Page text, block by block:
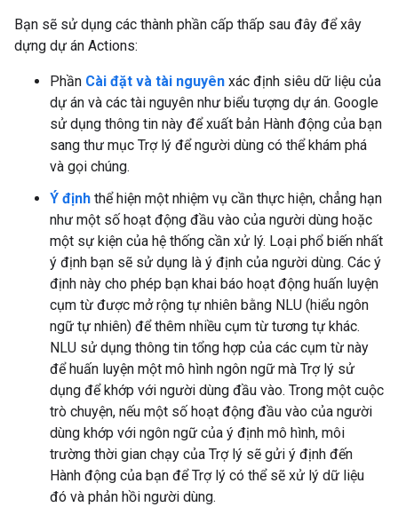
Bạn sẽ sử dụng các thành phần cấp thấp sau đây để xây
dựng dự án Actions:
Phần Cài đặt và tài nguyên xác định siêu dữ liệu của
dự án và các tài nguyên như biểu tượng dự án. Google
sử dụng thông tin này để xuất bản Hành động của bạn
sang thư mục Trợ lý để người dùng có thể khám phá
và gọi chúng.
Ý định thể hiện một nhiệm vụ cần thực hiện, chẳng hạn
như một số hoạt động đầu vào của người dùng hoặc
một sự kiện của hệ thống cần xử lý. Loại phổ biến nhất
ý định bạn sẽ sử dụng là ý định của người dùng. Các ý
định này cho phép bạn khai báo hoạt động huấn luyện
cụm từ được mở rộng tự nhiên bằng NLU (hiểu ngôn
ngữ tự nhiên) để thêm nhiều cụm từ tương tự khác.
NLU sử dụng thông tin tổng hợp của các cụm từ này
để huấn luyện một mô hình ngôn ngữ mà Trợ lý sử
dụng để khớp với người dùng đầu vào. Trong một cuộc
trò chuyện, nếu một số hoạt động đầu vào của người
dùng khớp với ngôn ngữ của ý định mô hình, môi
trường thời gian chạy của Trợ lý sẽ gửi ý định đến
Hành động của bạn để Trợ lý có thể sẽ xử lý dữ liệu
đó và phản hồi người dùng.